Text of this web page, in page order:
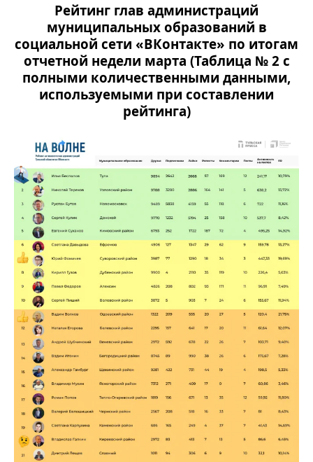
Рейтинг глав администраций
муниципальных образований в
социальной сети «ВКонтакте» по итогам
отчетной недели марта (Таблица № 2 с
полными количественными данными,
используемыми при составлении
рейтинга)